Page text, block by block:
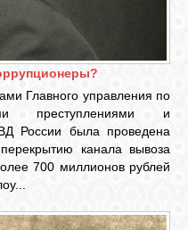
Главного управления по
преступлениями и
России была проведена
канала вывоза
700 миллионов рублей